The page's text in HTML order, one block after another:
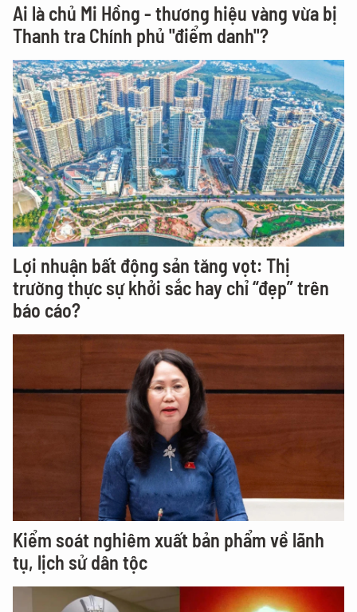
Ai là chủ Mi Hồng - thương hiệu vàng vừa bị
Thanh tra Chính phủ "điểm danh"?
Lợi nhuận bất động sản tăng vọt: Thị
trường thực sự khởi sắc hay chỉ “đẹp” trên
báo cáo?
Kiểm soát nghiêm xuất bản phẩm về lãnh
tụ, lịch sử dân tộc